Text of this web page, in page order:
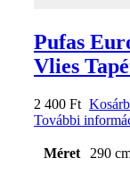
Pufas
Vlies
2 400 Ft
További
Méret 290